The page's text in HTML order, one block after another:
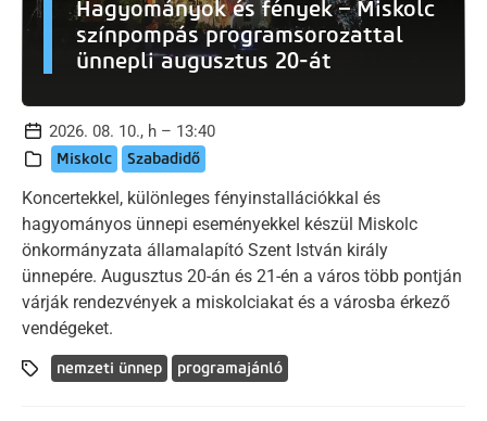
Hagyományok és fények – Miskolc
színpompás programsorozattal
ünnepli augusztus 20-át
2026. 08. 10., h – 13:40
Miskolc Szabadidő
Koncertekkel, különleges fényinstallációkkal és
hagyományos ünnepi eseményekkel készül Miskolc
önkormányzata államalapító Szent István király
ünnepére. Augusztus 20-án és 21-én a város több pontján
várják rendezvények a miskolciakat és a városba érkező
vendégeket.
nemzeti ünnep programajánló